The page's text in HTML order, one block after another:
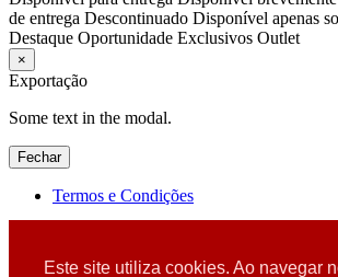
Este site utiliza cookies. Ao navegar
de entrega Descontinuado Disponível apenas
Destaque Oportunidade Exclusivos Outlet
×
Exportação
Some text in the modal.
Fechar
Termos e Condições